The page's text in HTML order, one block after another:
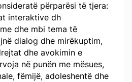
përparësi të tjera:
interaktive dh
dhe mbi tema të
dialog dhe mirëkuptim,
dhe avokimin e
në punën me mësues,
fëmijë, adoleshentë dhe